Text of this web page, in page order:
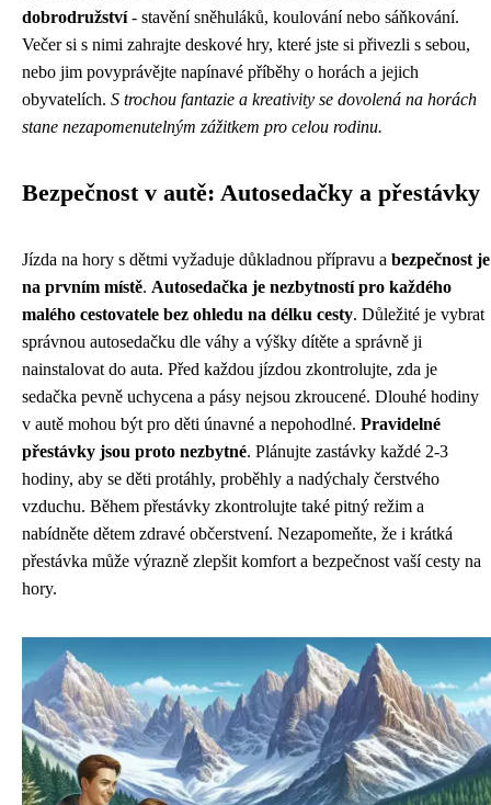
dobrodružství- stavění sněhuláků, koulování nebo sáňkování.
Večer si s nimi zahrajte deskové hry, které jste si přivezli s sebou,
nebo jim povyprávějte napínavé příběhy o horách a jejich
obyvatelích. S trochou fantazie a kreativity se dovolená na horách
stane nezapomenutelným zážitkem pro celou rodinu.
Bezpečnost v autě: Autosedačky a přestávky
Jízda na hory s dětmi vyžaduje důkladnou přípravu a bezpečnost je
na prvním místě. Autosedačka je nezbytností pro každého
malého cestovatele bez ohledu na délku cesty. Důležité je vybrat
správnou autosedačku dle váhy a výšky dítěte a správně ji
nainstalovat do auta. Před každou jízdou zkontrolujte, zda je
sedačka pevně uchycena a pásy nejsou zkroucené. Dlouhé hodiny
v autě mohou být pro děti únavné a nepohodlné. Pravidelné
přestávky jsou proto nezbytné. Plánujte zastávky každé 2-3
hodiny, aby se děti protáhly, proběhly a nadýchaly čerstvého
vzduchu. Během přestávky zkontrolujte také pitný režim a
nabídněte dětem zdravé občerstvení. Nezapomeňte, že i krátká
přestávka může výrazně zlepšit komfort a bezpečnost vaší cesty na
hory.